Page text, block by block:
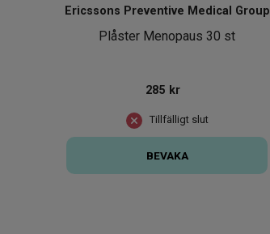
Plåster Menopaus 30 st
Ericssons Preventive Medical Group
Tillfälligt slut
285 kr
BEVAKA